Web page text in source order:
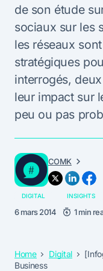
de son étude
sociaux sur les
les réseaux
stratégiques
interrogés,
leur impact sur
peu ou pas
COMK
DIGITAL INSIGHTS
6 mars 2014 1 min
Home Digital
Business